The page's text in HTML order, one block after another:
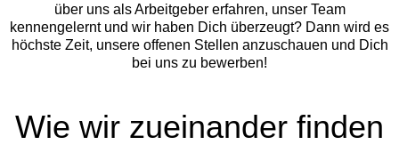
über uns als Arbeitgeber erfahren, unser Team
kennengelernt und wir haben Dich überzeugt? Dann wird es
höchste Zeit, unsere offenen Stellen anzuschauen und Dich
bei uns zu bewerben!
Wie wir zueinander finden